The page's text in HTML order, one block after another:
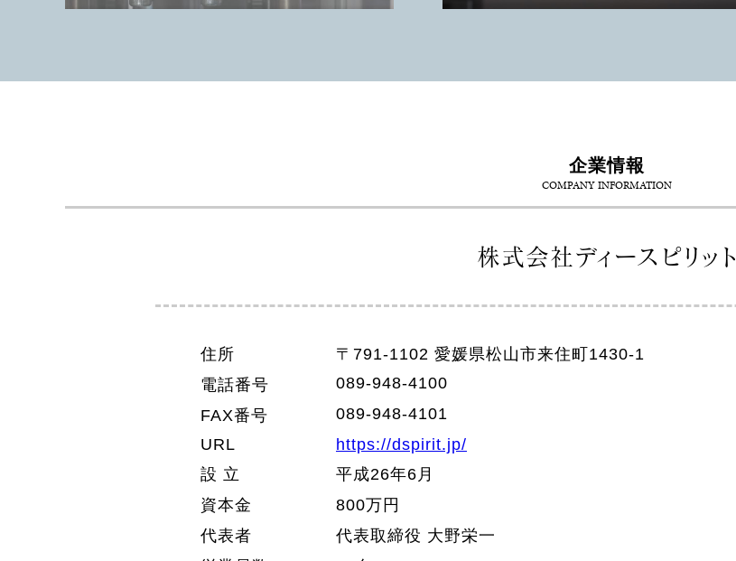
企業情報
COMPANY INFORMATION
株式会社ディースピリット
住所
〒791-1102 愛媛県松山市来住町1430-1
電話番号
089-948-4100
FAX番号
089-948-4101
URL
https://dspirit.jp/
設 立
平成26年6月
資本金
800万円
代表者
代表取締役 大野栄一